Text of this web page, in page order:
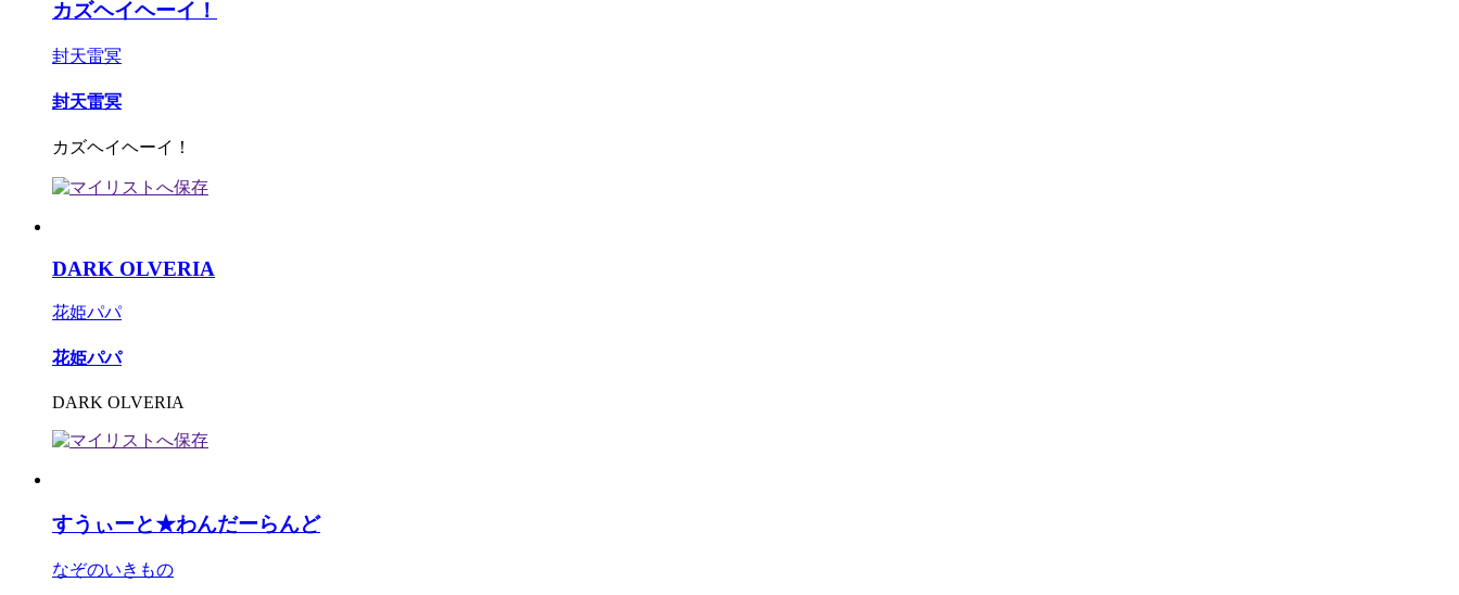
カズヘイヘーイ！
封天雷冥
封天雷冥
カズヘイヘーイ！
DARK OLVERIA
花姫パパ
花姫パパ
DARK OLVERIA
すうぃーと★わんだーらんど
なぞのいきもの